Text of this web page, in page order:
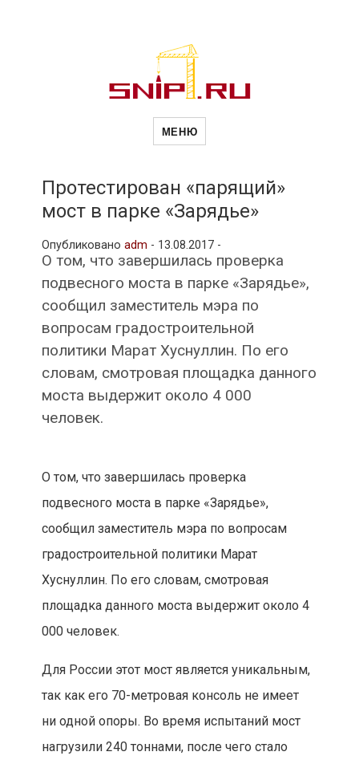
Новости
и
другие связанные со стройкой
рубрики
МЕНЮ
Протестирован «парящий»
мост в парке «Зарядье»
Опубликовано adm - 13.08.2017 -
О том, что завершилась проверка
подвесного моста в парке «Зарядье»,
сообщил заместитель мэра по
вопросам градостроительной
политики Марат Хуснуллин. По его
словам, смотровая площадка данного
моста выдержит около 4 000
человек.
О том, что завершилась проверка
подвесного моста в парке «Зарядье»,
сообщил заместитель мэра по вопросам
градостроительной политики Марат
Хуснуллин. По его словам, смотровая
площадка данного моста выдержит около 4
000 человек.
Для России этот мост является уникальным,
так как его 70-метровая консоль не имеет
ни одной опоры. Во время испытаний мост
нагрузили 240 тоннами, после чего стало